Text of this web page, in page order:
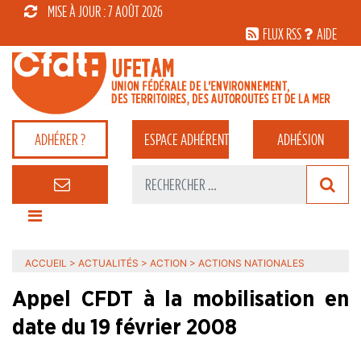
MISE À JOUR : 7 AOÛT 2026
FLUX RSS
AIDE
ADHÉRER ? ESPACEADHÉRENT ADHÉSION
ACCUEIL > ACTUALITÉS > ACTION > ACTIONS NATIONALES
Appel CFDT à la mobilisation en
date du 19 février 2008